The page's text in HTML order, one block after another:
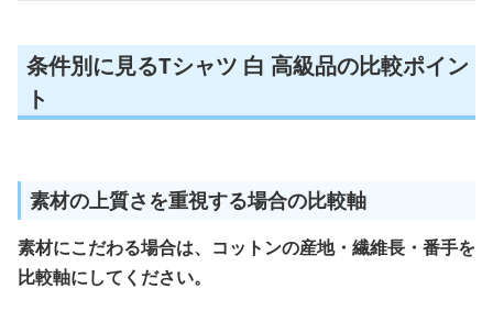
条件別に見るTシャツ 白 高級品の比較ポイン
ト
素材の上質さを重視する場合の比較軸
素材にこだわる場合は、コットンの産地・繊維長・番手を
比較軸にしてください。